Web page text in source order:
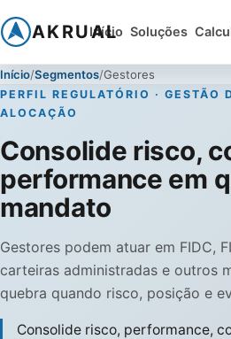
AKRUAL
Início Soluções
Início Segmentos Gestores
PERFIL REGULATÓRIO · GESTÃO
ALOCAÇÃO
Consolide risco,
performance em
mandato
Gestores podem atuar em FIDC,
carteiras administradas e outros
quebra quando risco, posição e
Consolide risco, performance,